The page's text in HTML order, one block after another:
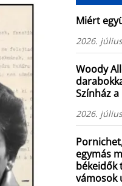
Miért
2026.
Woody
Színház
2026.
egymás
békeidők
vámosok